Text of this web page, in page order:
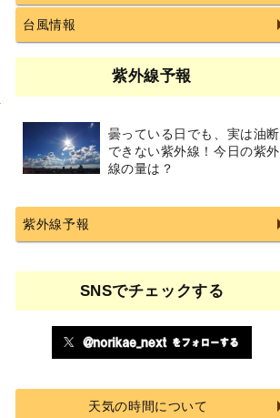
台風情報
紫外線予報
曇っている日でも、実は油断
できない紫外線！今日の紫外
線の量は？
紫外線予報
SNSでチェックする
天気の時間について